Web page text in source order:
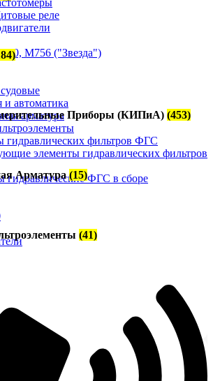
реле
М756 ("Звезда")
и автоматика
арматура
гидравлических фильтров ФГС
элементы гидравлических фильтров
гидравлические ФГС в сборе
Приборы (КИПиА) (453)
Арматура(15)
(41)